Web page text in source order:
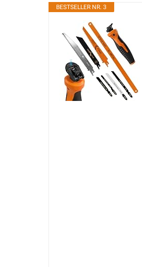
BESTSELLER NR. 3